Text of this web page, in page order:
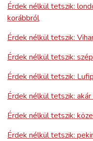
Érdek nélkül tetszik:
korábbról
Érdek nélkül tetszik:
Érdek nélkül tetszik:
Érdek nélkül tetszik:
Érdek nélkül tetszik:
Érdek nélkül tetszik:
Érdek nélkül tetszik: